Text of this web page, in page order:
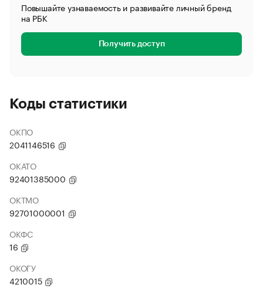
Повышайте узнаваемость и развивайте личный бренд
на РБК
Получить доступ
Коды статистики
ОКПО
2041146516
ОКАТО
92401385000
ОКТМО
92701000001
ОКФС
16
ОКОГУ
4210015